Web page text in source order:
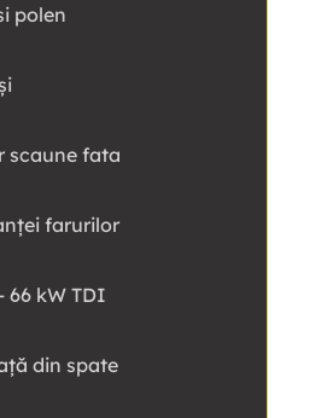
polen
scaune fata
farurilor
66 kW TDI
din spate